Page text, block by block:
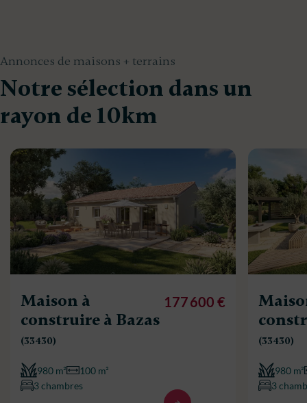
Annonces de maisons + terrains
Notre sélection dans un
rayon de 10km
Maison à
construire à Bazas
(33430)
980 m²
100 m²
3 chambres
177 600 €
(33430)
980 m²
3